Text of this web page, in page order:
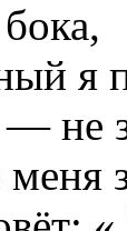
я
не